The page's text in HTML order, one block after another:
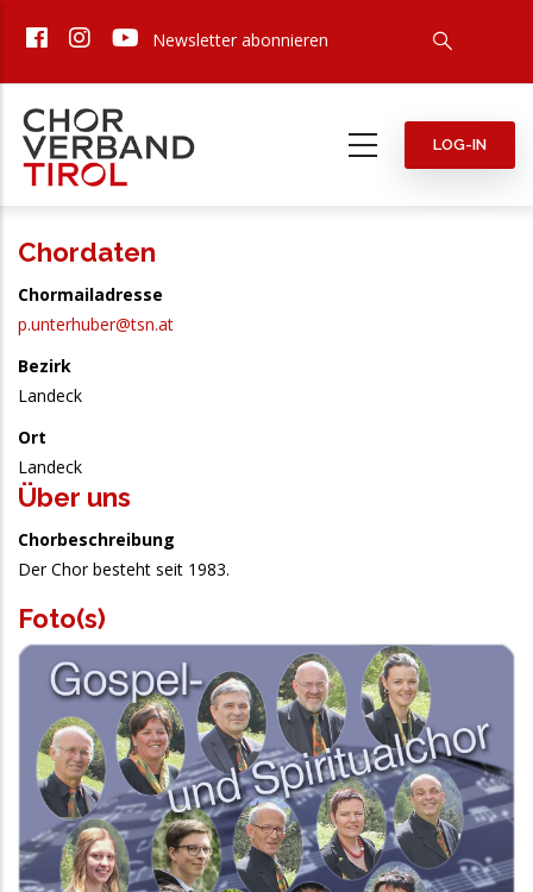
zum
Newsletter abonnieren
LOG-IN
Chordaten
Chormailadresse
p.unterhuber@tsn.at
Bezirk
Landeck
Ort
Landeck
Über uns
Chorbeschreibung
Der Chor besteht seit 1983.
Foto(s)
Chorbild